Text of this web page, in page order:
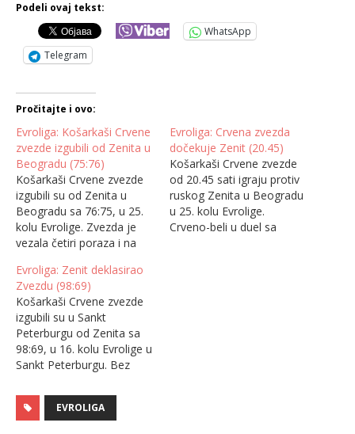
Podeli ovaj tekst:
WhatsApp
Telegram
Pročitajte i ovo:
Evroliga: Košarkaši Crvene
zvezde izgubili od Zenita u
Beogradu (75:76)
Košarkaši Crvene zvezde
izgubili su od Zenita u
Beogradu sa 76:75, u 25.
kolu Evrolige. Zvezda je
vezala četiri poraza i na
mestu sa skorom 7/17.
Zenit je pobedio posle tri
utakmice i osmi je na
tabeli. Najefikasniji u
Zvezdi bio je Džordan
Lojd sa 21 poenom,…
Evroliga: Crvena zvezda
dočekuje Zenit (20.45)
Košarkaši Crvene zvezde
od 20.45 sati igraju protiv
ruskog Zenita u Beogradu
u 25. kolu Evrolige.
Crveno-beli u duel sa
Evroliga: Zenit deklasirao
Zvezdu (98:69)
Košarkaši Crvene zvezde
izgubili su u Sankt
Peterburgu od Zenita sa
98:69, u 16. kolu Evrolige u
Sankt Peterburgu. Bez
pozitivnog na korona
virus, izabranci Saše
EVROLIGA